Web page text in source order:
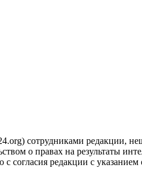
сотрудниками редакции,
о правах на результаты
согласия редакции с